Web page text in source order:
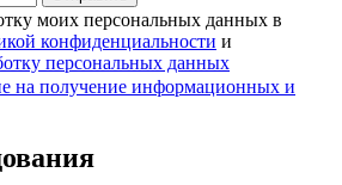
моих персональных данных в
конфиденциальности и
персональных данных
на получение информационных и